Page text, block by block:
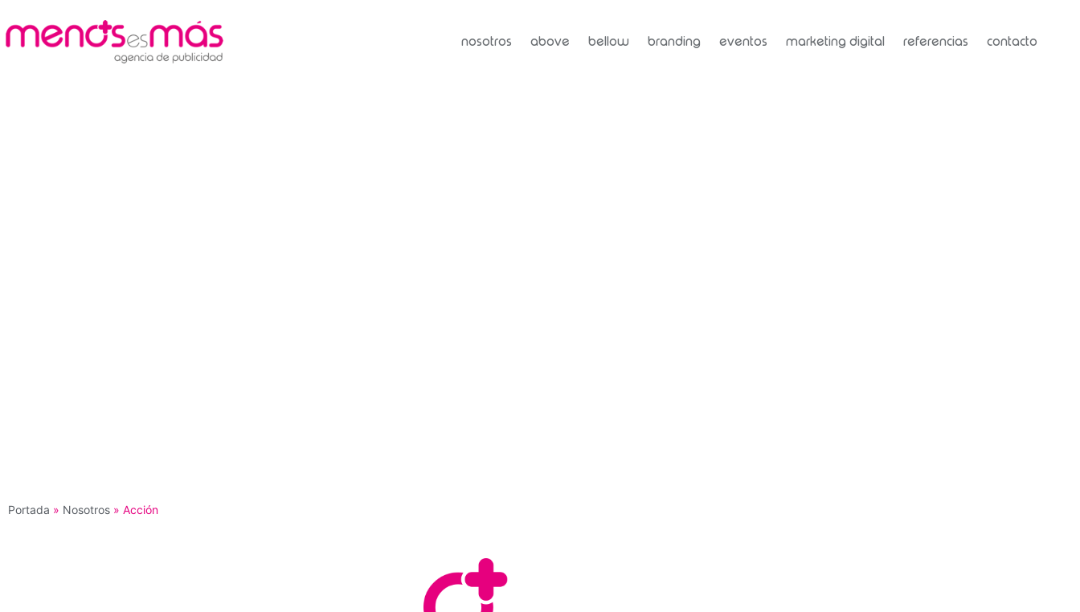
nosotros above bellow branding eventos marketing digital referencias contacto
Portada » Nosotros » Acción